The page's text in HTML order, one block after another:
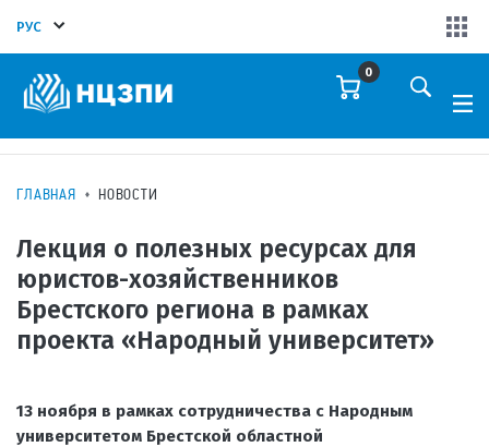
РУС
0
ГЛАВНАЯ НОВОСТИ
Лекция о полезных ресурсах для
юристов-хозяйственников
Брестского региона в рамках
проекта «Народный университет»
13 ноября в рамках сотрудничества с Народным
университетом Брестской областной